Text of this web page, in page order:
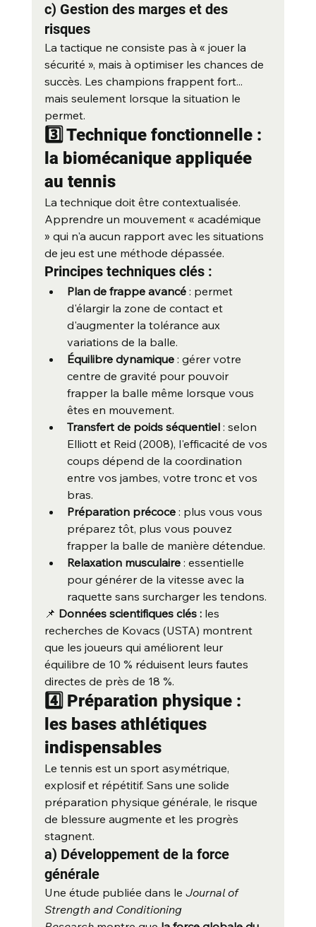
c) Gestion des marges et des
risques
La tactique ne consiste pas à « jouer la
sécurité », mais à optimiser les chances de
succès. Les champions frappent fort...
mais seulement lorsque la situation le
permet.
3️⃣ Technique fonctionnelle :
la biomécanique appliquée
au tennis
La technique doit être contextualisée.
Apprendre un mouvement « académique
» qui n'a aucun rapport avec les situations
de jeu est une méthode dépassée.
Principes techniques clés :
Plan de frappe avancé : permet
d'élargir la zone de contact et
d'augmenter la tolérance aux
variations de la balle.
Équilibre dynamique : gérer votre
centre de gravité pour pouvoir
frapper la balle même lorsque vous
êtes en mouvement.
Transfert de poids séquentiel : selon
Elliott et Reid (2008), l'efficacité de vos
coups dépend de la coordination
entre vos jambes, votre tronc et vos
bras.
Préparation précoce : plus vous vous
préparez tôt, plus vous pouvez
frapper la balle de manière détendue.
Relaxation musculaire : essentielle
pour générer de la vitesse avec la
raquette sans surcharger les tendons.
📌 Données scientifiques clés : les
recherches de Kovacs (USTA) montrent
que les joueurs qui améliorent leur
équilibre de 10 % réduisent leurs fautes
directes de près de 18 %.
4️⃣ Préparation physique :
les bases athlétiques
indispensables
Le tennis est un sport asymétrique,
explosif et répétitif. Sans une solide
préparation physique générale, le risque
de blessure augmente et les progrès
stagnent.
a) Développement de la force
générale
Une étude publiée dans le Journal of
Strength and Conditioning